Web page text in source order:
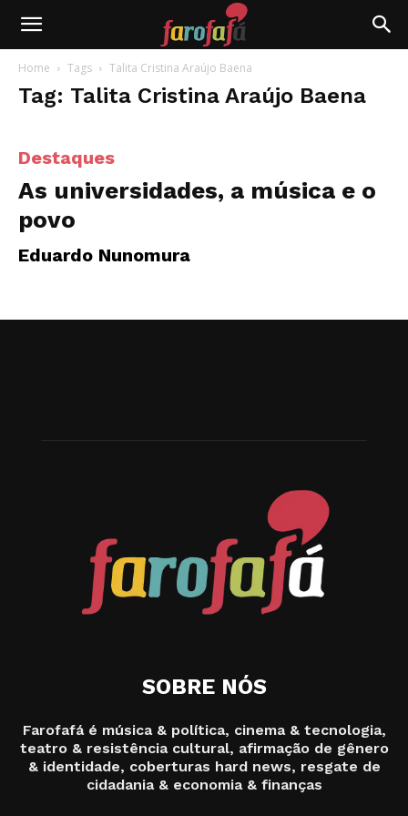
Farofafá
Home Tags Talita Cristina Araújo Baena
Tag: Talita Cristina Araújo Baena
Destaques
As universidades, a música e o
povo
Eduardo Nunomura
SOBRE NÓS
Farofafá é música & política, cinema & tecnologia,
teatro & resistência cultural, afirmação de gênero
& identidade, coberturas hard news, resgate de
cidadania & economia & finanças